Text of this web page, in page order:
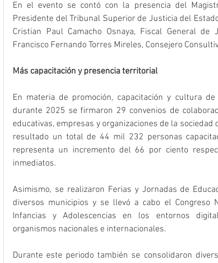
En el evento se contó con la presencia del
Presidente del Tribunal Superior de Justicia del
Cristian Paul Camacho Osnaya, Fiscal General
Francisco Fernando Torres Mireles, Consejero
Más capacitación y presencia territorial
En materia de promoción, capacitación y cultura
durante 2025 se firmaron 29 convenios de
educativas, empresas y organizaciones de la
resultado un total de 44 mil 232 personas
representa un incremento del 66 por ciento
inmediatos.
Asimismo, se realizaron Ferias y Jornadas de
diversos municipios y se llevó a cabo el Congreso
Infancias y Adolescencias en los entornos
organismos nacionales e internacionales.
Durante este periodo también se consolidaron